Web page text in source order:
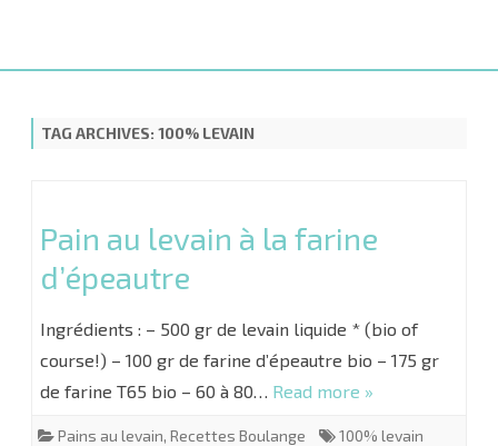
TAG ARCHIVES: 100% LEVAIN
Pain au levain à la farine
d’épeautre
Ingrédients : – 500 gr de levain liquide * (bio of
course!) – 100 gr de farine d’épeautre bio – 175 gr
de farine T65 bio – 60 à 80… Read more »
Pains au levain, Recettes Boulange 100% levain